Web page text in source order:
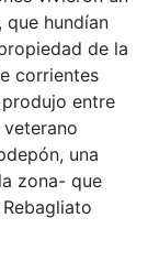
que hundían
de la
corrientes
entre
una
zona- que